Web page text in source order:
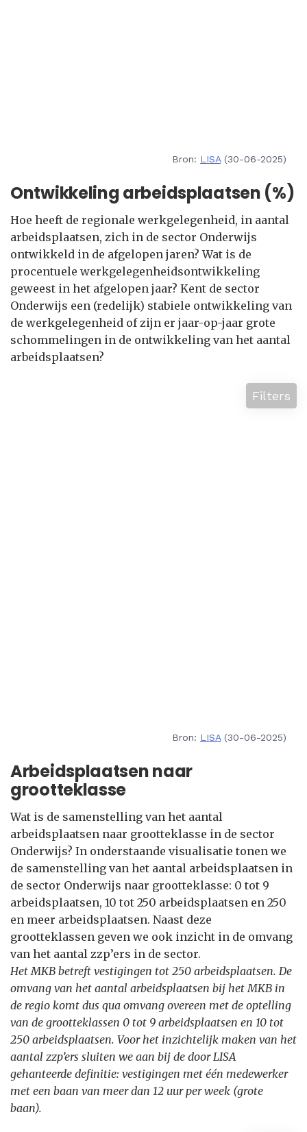
Bron: LISA(30-06-2025)
Ontwikkeling arbeidsplaatsen (%)
Hoe heeft de regionale werkgelegenheid, in aantal
arbeidsplaatsen, zich in de sector Onderwijs
ontwikkeld in de afgelopen jaren? Wat is de
procentuele werkgelegenheidsontwikkeling
geweest in het afgelopen jaar? Kent de sector
Onderwijs een (redelijk) stabiele ontwikkeling van
de werkgelegenheid of zijn er jaar-op-jaar grote
schommelingen in de ontwikkeling van het aantal
arbeidsplaatsen?
Filters
Bron: LISA(30-06-2025)
Arbeidsplaatsen naar
grootteklasse
Wat is de samenstelling van het aantal
arbeidsplaatsen naar grootteklasse in de sector
Onderwijs? In onderstaande visualisatie tonen we
de samenstelling van het aantal arbeidsplaatsen in
de sector Onderwijs naar grootteklasse: 0 tot 9
arbeidsplaatsen, 10 tot 250 arbeidsplaatsen en 250
en meer arbeidsplaatsen. Naast deze
grootteklassen geven we ook inzicht in de omvang
van het aantal zzp’ers in de sector.
Het MKB betreft vestigingen tot 250 arbeidsplaatsen. De
omvang van het aantal arbeidsplaatsen bij het MKB in
de regio komt dus qua omvang overeen met de optelling
van de grootteklassen 0 tot 9 arbeidsplaatsen en 10 tot
250 arbeidsplaatsen. Voor het inzichtelijk maken van het
aantal zzp’ers sluiten we aan bij de door LISA
gehanteerde definitie: vestigingen met één medewerker
met een baan van meer dan 12 uur per week (grote
baan).